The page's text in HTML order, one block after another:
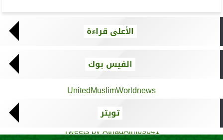
الأعلى قراءة
الفيس بوك
UnitedMuslimWorldnews
تويتر
Tweets by AthadAlm69641